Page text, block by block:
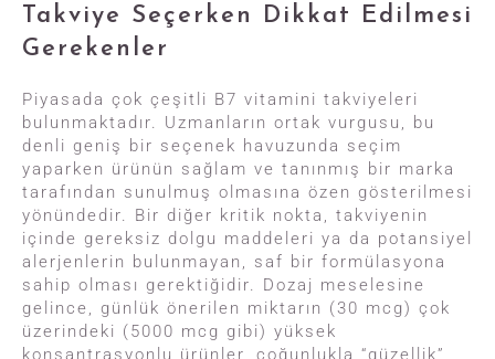
Takviye Seçerken Dikkat Edilmesi
Gerekenler
Piyasada çok çeşitli B7 vitamini takviyeleri
bulunmaktadır. Uzmanların ortak vurgusu, bu
denli geniş bir seçenek havuzunda seçim
yaparken ürünün sağlam ve tanınmış bir marka
tarafından sunulmuş olmasına özen gösterilmesi
yönündedir. Bir diğer kritik nokta, takviyenin
içinde gereksiz dolgu maddeleri ya da potansiyel
alerjenlerin bulunmayan, saf bir formülasyona
sahip olması gerektiğidir. Dozaj meselesine
gelince, günlük önerilen miktarın (30 mcg) çok
üzerindeki (5000 mcg gibi) yüksek